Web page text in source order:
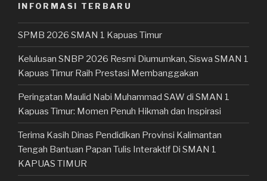
INFORMASI TERBARU
SPMB 2026 SMAN 1 Kapuas Timur
Kelulusan SNBP 2026 Resmi Diumumkan, Siswa SMAN 1
Kapuas Timur Raih Prestasi Membanggakan
Peringatan Maulid Nabi Muhammad SAW di SMAN 1
Kapuas Timur: Momen Penuh Hikmah dan Inspirasi
Terima Kasih Dinas Pendidikan Provinsi Kalimantan
Tengah Bantuan Papan Tulis Interaktif Di SMAN 1
KAPUAS TIMUR